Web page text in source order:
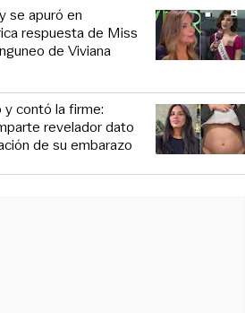
se apuró en
respuesta de Miss
de Viviana
contó la firme:
revelador dato
de su embarazo